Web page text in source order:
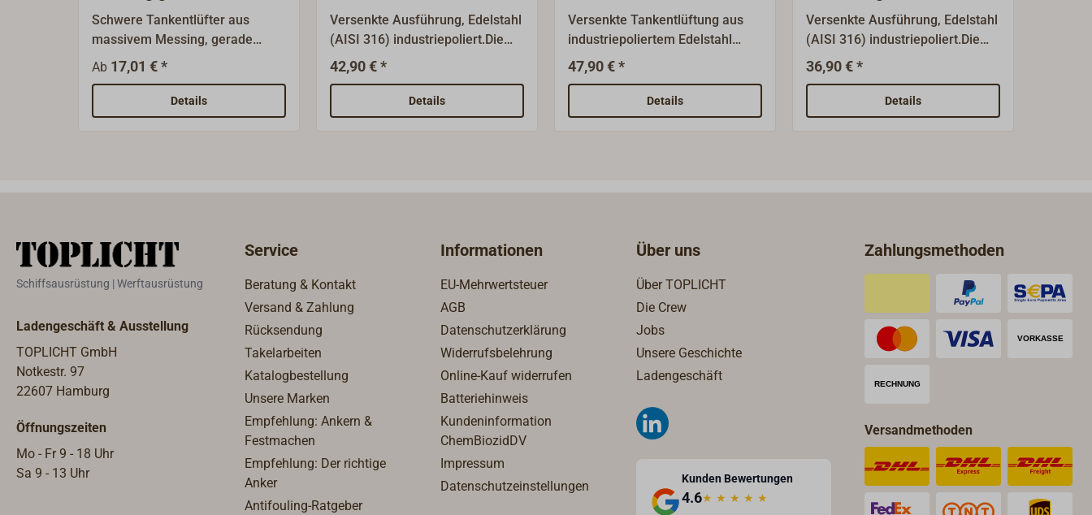
Schwere Tankentlüfter aus
massivem Messing, gerade
Ausführung, mit BSP-Gewinde.
Ab 17,01 € *
Details
versenkt/gebogen
Versenkte Ausführung, Edelstahl
(AISI 316) industriepoliert.Die
Entlüftungen haben ein
Flammschutzsieb und eine
Spritzkappe.Die Spritzkappe
kann je nach Einbausituation
42,90 € *
Details
Versenkte Tankentlüftung aus
industriepoliertem Edelstahl
(AISI 316) mit 19mm
Schlauchdurchmesser.Die
Entlüftungen haben ein
Flammschutzsieb und eine
47,90 € *
Details
Versenkte Ausführung, Edelstahl
(AISI 316) industriepoliert.Die
Entlüftungen haben ein
Flammschutzsieb und eine
Spritzkappe.Einbau: Von Außen
mit Schrauben.Die Spritzkappe
36,90 € *
Details
Schiffsausrüstung | Werftausrüstung
Ladengeschäft & Ausstellung
TOPLICHT GmbH
Notkestr. 97
22607 Hamburg
Öffnungszeiten
Mo - Fr 9 - 18 Uhr
Sa 9 - 13 Uhr
Service
Beratung & Kontakt
Versand & Zahlung
Rücksendung
Takelarbeiten
Katalogbestellung
Unsere Marken
Empfehlung: Ankern &
Festmachen
Empfehlung: Der richtige
Anker
Antifouling-Ratgeber
Informationen
EU-Mehrwertsteuer
AGB
Datenschutzerklärung
Widerrufsbelehrung
Online-Kauf widerrufen
Batteriehinweis
Kundeninformation
ChemBiozidDV
Impressum
Datenschutzeinstellungen
Über uns
Über TOPLICHT
Die Crew
Jobs
Unsere Geschichte
Ladengeschäft
Kunden Bewertungen
4.6★ ★ ★ ★ ★
Zahlungsmethoden
Versandmethoden